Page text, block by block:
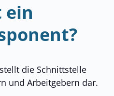
ein
die Schnittstelle
und Arbeitgebern dar.